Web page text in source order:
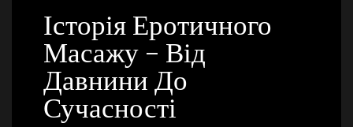
Історія Еротичного
Масажу – Від
Давнини До
Сучасності